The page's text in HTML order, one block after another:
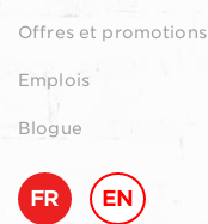
Offres et promotions
Emplois
Blogue
FR EN